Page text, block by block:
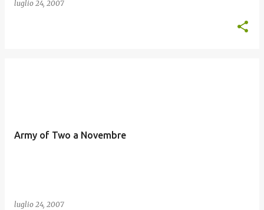
luglio 24, 2007
Army of Two a Novembre
luglio 24, 2007